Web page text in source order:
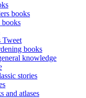
books
Tweet
books
knowledge
stories
and atlases